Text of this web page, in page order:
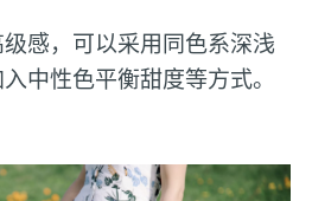
感，可以采用同色系深浅
中性色平衡甜度等方式。